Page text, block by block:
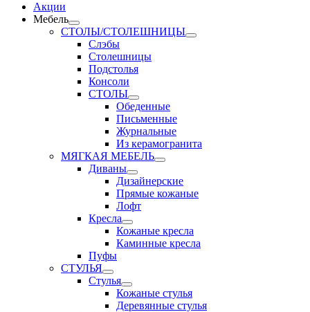
Акции
Мебель
СТОЛЫ/СТОЛЕШНИЦЫ
Слэбы
Столешницы
Подстолья
Консоли
СТОЛЫ
Обеденные
Письменные
Журнальные
Из керамогранита
МЯГКАЯ МЕБЕЛЬ
Диваны
Дизайнерские
Прямые кожаные
Лофт
Кресла
Кожаные кресла
Каминные кресла
Пуфы
СТУЛЬЯ
Стулья
Кожаные стулья
Деревянные стулья